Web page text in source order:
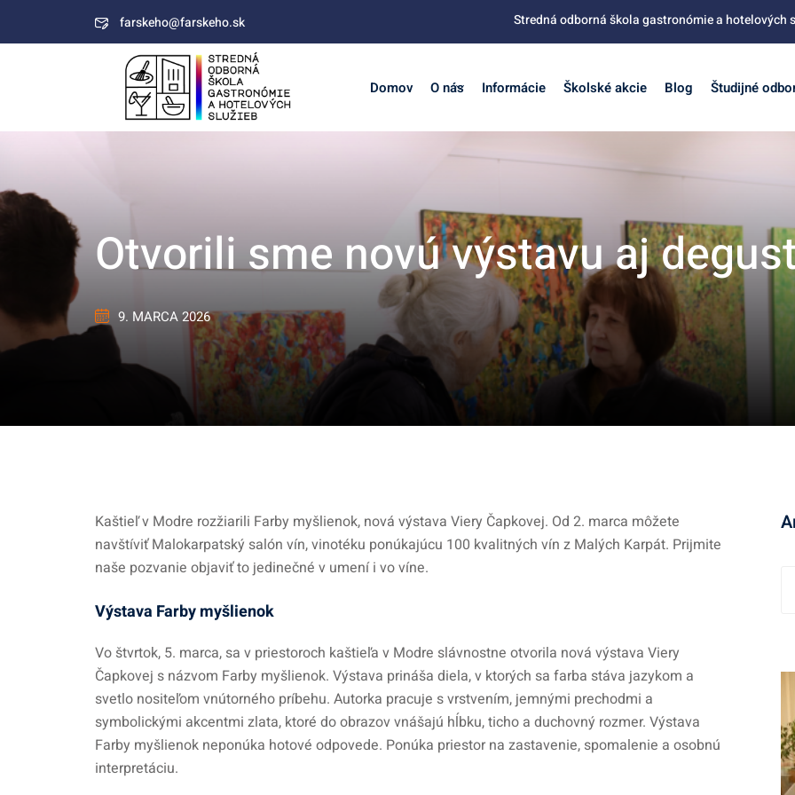
farskeho@farskeho.sk Stredná odborná škola gastronómie a hotelových
Domov O nás Informácie Školské akcie Blog Študijné
Otvorili sme novú výstavu aj
9. MARCA 2026
Kaštieľ v Modre rozžiarili Farby myšlienok, nová výstava Viery Čapkovej. Od 2. marca môžete
navštíviť Malokarpatský salón vín, vinotéku ponúkajúcu 100 kvalitných vín z Malých Karpát. Prijmite
naše pozvanie objaviť to jedinečné v umení i vo víne.
Výstava Farby myšlienok
Vo štvrtok, 5. marca, sa v priestoroch kaštieľa v Modre slávnostne otvorila nová výstava Viery
Čapkovej s názvom Farby myšlienok. Výstava prináša diela, v ktorých sa farba stáva jazykom a
svetlo nositeľom vnútorného príbehu. Autorka pracuje s vrstvením, jemnými prechodmi a
symbolickými akcentmi zlata, ktoré do obrazov vnášajú hĺbku, ticho a duchovný rozmer. Výstava
Farby myšlienok neponúka hotové odpovede. Ponúka priestor na zastavenie, spomalenie a osobnú
interpretáciu.
í